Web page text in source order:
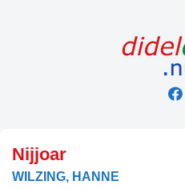
Nijjoar
WILZING, HANNE